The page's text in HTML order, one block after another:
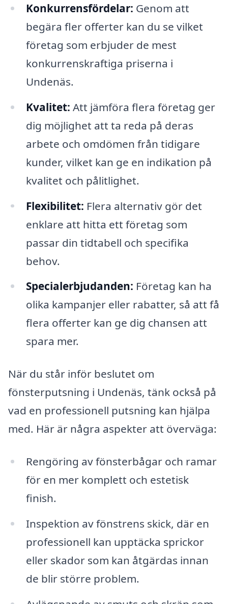
Konkurrensfördelar: Genom att
begära fler offerter kan du se vilket
företag som erbjuder de mest
konkurrenskraftiga priserna i
Undenäs.
Kvalitet: Att jämföra flera företag ger
dig möjlighet att ta reda på deras
arbete och omdömen från tidigare
kunder, vilket kan ge en indikation på
kvalitet och pålitlighet.
Flexibilitet: Flera alternativ gör det
enklare att hitta ett företag som
passar din tidtabell och specifika
behov.
Specialerbjudanden: Företag kan ha
olika kampanjer eller rabatter, så att få
flera offerter kan ge dig chansen att
spara mer.
När du står inför beslutet om
fönsterputsning i Undenäs, tänk också på
vad en professionell putsning kan hjälpa
med. Här är några aspekter att överväga:
Rengöring av fönsterbågar och ramar
för en mer komplett och estetisk
finish.
Inspektion av fönstrens skick, där en
professionell kan upptäcka sprickor
eller skador som kan åtgärdas innan
de blir större problem.